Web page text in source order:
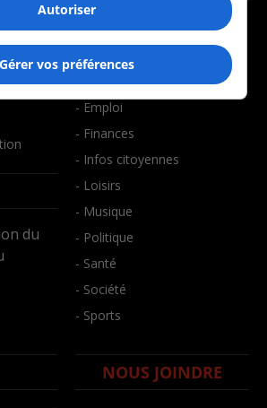
du
- Affaires
- Art de vivre
- Bien-être
- Emploi
- Finances
- Infos citoyennes
- Loisirs
- Musique
- Politique
- Santé
- Société
- Sports
NOUS JOINDRE
Autoriser
Gérer vos préférences